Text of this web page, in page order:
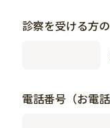
診察を受ける方
電話番号（お電